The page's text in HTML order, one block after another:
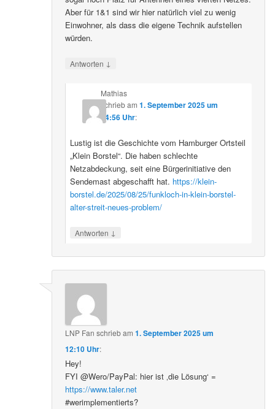
Aber für 1&1 sind wir hier natürlich viel zu wenig
Einwohner, als dass die eigene Technik aufstellen
würden.
Antworten ↓
Mathias
schriebam 1. September 2025 um
14:56 Uhr:
Lustig ist die Geschichte vom Hamburger Ortsteil
„Klein Borstel“. Die haben schlechte
Netzabdeckung, seit eine Bürgerinitiative den
Sendemast abgeschafft hat. https://klein-
borstel.de/2025/08/25/funkloch-in-klein-borstel-
alter-streit-neues-problem/
Antworten ↓
LNP Fan schriebam1. September 2025 um
12:10 Uhr:
Hey!
FYI @Wero/PayPal: hier ist ‚die Lösung‘ =
https://www.taler.net
#werimplementierts?